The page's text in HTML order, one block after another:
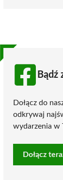
Bądź
Dołącz do
odkrywaj
wydarzenia w
Dołącz